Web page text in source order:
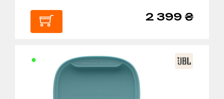
КОШИК
2 399 ₴